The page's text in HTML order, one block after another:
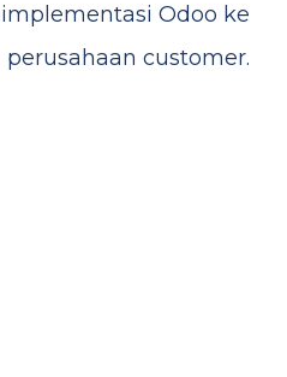
Odoo ke
perusahaan customer.